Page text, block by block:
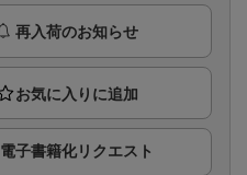
再入荷のお知らせ
電子書籍化リクエスト